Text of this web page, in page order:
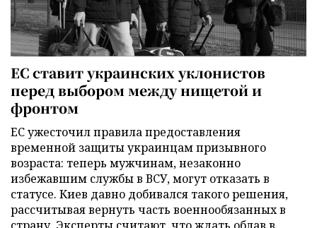
ЕС ставит украинских уклонистов
перед выбором между нищетой и
фронтом
ЕС ужесточил правила предоставления
временной защиты украинцам призывного
возраста: теперь мужчинам, незаконно
избежавшим службы в ВСУ, могут отказать в
статусе. Киев давно добивался такого решения,
рассчитывая вернуть часть военнообязанных в